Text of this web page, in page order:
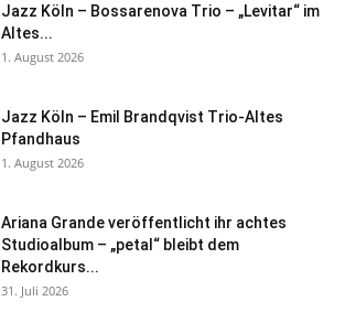
Jazz Köln – Bossarenova Trio – „Levitar“ im
Altes...
1. August 2026
Jazz Köln – Emil Brandqvist Trio-Altes
Pfandhaus
1. August 2026
Ariana Grande veröffentlicht ihr achtes
Studioalbum – „petal“ bleibt dem
Rekordkurs...
31. Juli 2026